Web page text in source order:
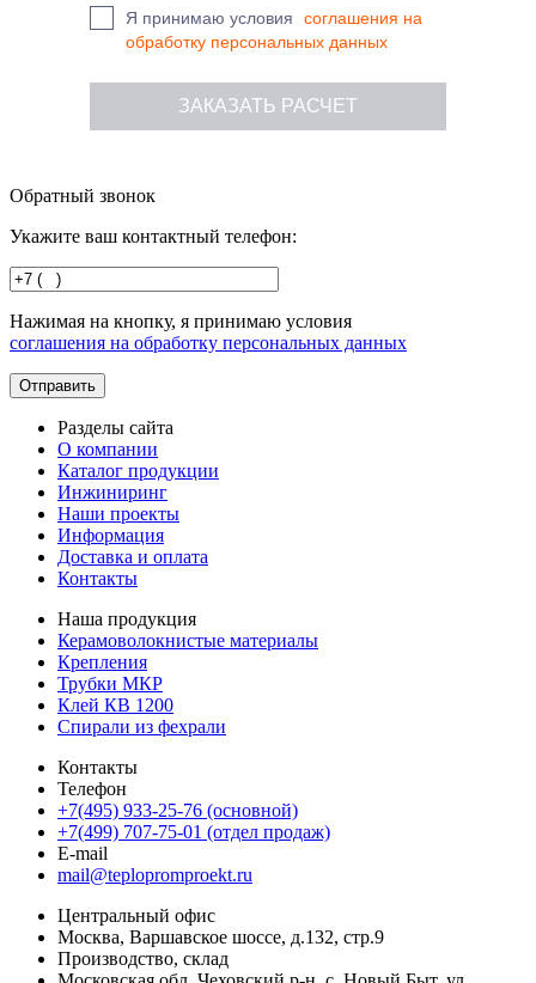
Я принимаю условия
соглашения на
обработку персональных данных
Обратный звонок
Укажите ваш контактный телефон:
Нажимая на кнопку, я принимаю условия
соглашения на обработку персональных данных
Разделы сайта
О компании
Каталог продукции
Инжиниринг
Наши проекты
Информация
Доставка и оплата
Контакты
Наша продукция
Керамоволокнистые материалы
Крепления
Трубки МКР
Клей КВ 1200
Спирали из фехрали
Контакты
Телефон
+7(495) 933-25-76 (основной)
+7(499) 707-75-01 (отдел продаж)
E-mail
mail@teplopromproekt.ru
Центральный офис
Москва, Варшавское шоссе, д.132, стр.9
Производство, склад